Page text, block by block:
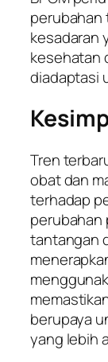
perubahan
kesadaran
kesehatan
diadaptasi
Tren
obat dan
terhadap
perubahan
tantangan
berupaya
yang lebih